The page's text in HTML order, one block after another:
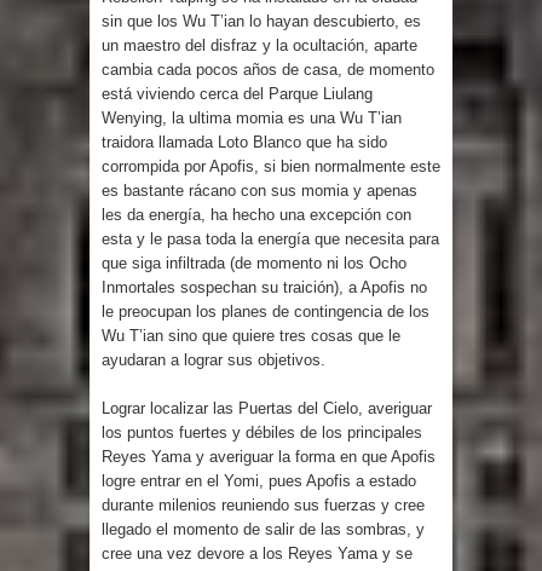
sin que los Wu T’ian lo hayan descubierto, es
un maestro del disfraz y la ocultación, aparte
cambia cada pocos años de casa, de momento
está viviendo cerca del Parque Liulang
Wenying, la ultima momia es una Wu T’ian
traidora llamada Loto Blanco que ha sido
corrompida por Apofis, si bien normalmente este
es bastante rácano con sus momia y apenas
les da energía, ha hecho una excepción con
esta y le pasa toda la energía que necesita para
que siga infiltrada (de momento ni los Ocho
Inmortales sospechan su traición), a Apofis no
le preocupan los planes de contingencia de los
Wu T’ian sino que quiere tres cosas que le
ayudaran a lograr sus objetivos.
Lograr localizar las Puertas del Cielo, averiguar
los puntos fuertes y débiles de los principales
Reyes Yama y averiguar la forma en que Apofis
logre entrar en el Yomi, pues Apofis a estado
durante milenios reuniendo sus fuerzas y cree
llegado el momento de salir de las sombras, y
cree una vez devore a los Reyes Yama y se